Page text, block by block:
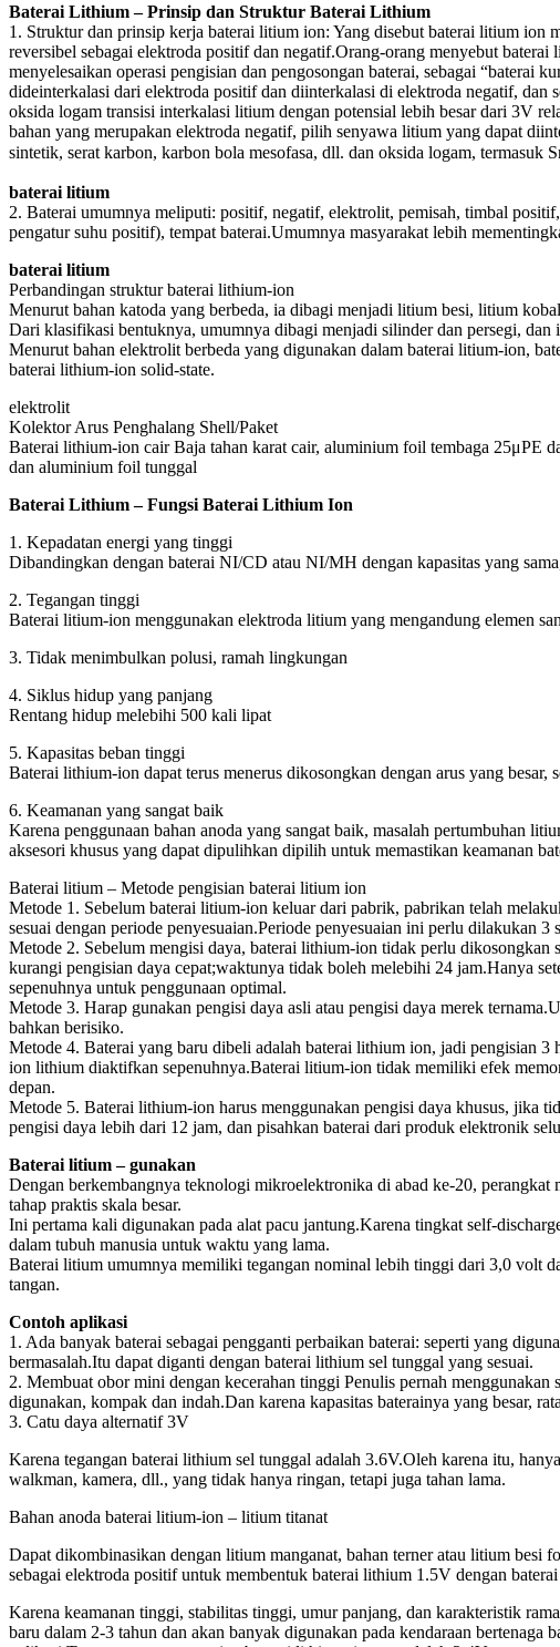
Baterai Lithium – Prinsip dan Struktur Baterai Lithium
1. Struktur dan prinsip kerja baterai litium ion: Yang disebut baterai litium ion
reversibel sebagai elektroda positif dan negatif.Orang-orang menyebut
menyelesaikan operasi pengisian dan pengosongan baterai, sebagai
dideinterkalasi dari elektroda positif dan diinterkalasi di elektroda negatif,
oksida logam transisi interkalasi litium dengan potensial lebih besar dari 3V
bahan yang merupakan elektroda negatif, pilih senyawa litium yang dapat
sintetik, serat karbon, karbon bola mesofasa, dll. dan oksida logam,
baterai litium
2. Baterai umumnya meliputi: positif, negatif, elektrolit, pemisah, timbal
pengatur suhu positif), tempat baterai.Umumnya masyarakat lebih
baterai litium
Perbandingan struktur baterai lithium-ion
Menurut bahan katoda yang berbeda, ia dibagi menjadi litium besi, litium
Dari klasifikasi bentuknya, umumnya dibagi menjadi silinder dan persegi,
Menurut bahan elektrolit berbeda yang digunakan dalam baterai litium-ion,
baterai lithium-ion solid-state.
elektrolit
Kolektor Arus Penghalang Shell/Paket
Baterai lithium-ion cair Baja tahan karat cair, aluminium foil tembaga 25μPE
dan aluminium foil tunggal
Baterai Lithium – Fungsi Baterai Lithium Ion
1. Kepadatan energi yang tinggi
Dibandingkan dengan baterai NI/CD atau NI/MH dengan kapasitas yang
2. Tegangan tinggi
Baterai litium-ion menggunakan elektroda litium yang mengandung elemen
3. Tidak menimbulkan polusi, ramah lingkungan
4. Siklus hidup yang panjang
Rentang hidup melebihi 500 kali lipat
5. Kapasitas beban tinggi
Baterai lithium-ion dapat terus menerus dikosongkan dengan arus yang
6. Keamanan yang sangat baik
Karena penggunaan bahan anoda yang sangat baik, masalah pertumbuhan
aksesori khusus yang dapat dipulihkan dipilih untuk memastikan keamanan
Baterai litium – Metode pengisian baterai litium ion
Metode 1. Sebelum baterai litium-ion keluar dari pabrik, pabrikan telah
sesuai dengan periode penyesuaian.Periode penyesuaian ini perlu dilakukan
Metode 2. Sebelum mengisi daya, baterai lithium-ion tidak perlu dikosongkan
kurangi pengisian daya cepat;waktunya tidak boleh melebihi 24 jam.Hanya
sepenuhnya untuk penggunaan optimal.
Metode 3. Harap gunakan pengisi daya asli atau pengisi daya merek
bahkan berisiko.
Metode 4. Baterai yang baru dibeli adalah baterai lithium ion, jadi pengisian
ion lithium diaktifkan sepenuhnya.Baterai litium-ion tidak memiliki efek
depan.
Metode 5. Baterai lithium-ion harus menggunakan pengisi daya khusus, jika
pengisi daya lebih dari 12 jam, dan pisahkan baterai dari produk elektronik
Baterai litium – gunakan
Dengan berkembangnya teknologi mikroelektronika di abad ke-20,
tahap praktis skala besar.
Ini pertama kali digunakan pada alat pacu jantung.Karena tingkat self-
dalam tubuh manusia untuk waktu yang lama.
Baterai litium umumnya memiliki tegangan nominal lebih tinggi dari 3,0 volt
tangan.
Contoh aplikasi
1. Ada banyak baterai sebagai pengganti perbaikan baterai: seperti yang
bermasalah.Itu dapat diganti dengan baterai lithium sel tunggal yang sesuai.
2. Membuat obor mini dengan kecerahan tinggi Penulis pernah
digunakan, kompak dan indah.Dan karena kapasitas baterainya yang besar,
3. Catu daya alternatif 3V
Karena tegangan baterai lithium sel tunggal adalah 3.6V.Oleh karena itu,
walkman, kamera, dll., yang tidak hanya ringan, tetapi juga tahan lama.
Bahan anoda baterai litium-ion – litium titanat
Dapat dikombinasikan dengan litium manganat, bahan terner atau litium
sebagai elektroda positif untuk membentuk baterai lithium 1.5V dengan
Karena keamanan tinggi, stabilitas tinggi, umur panjang, dan karakteristik
baru dalam 2-3 tahun dan akan banyak digunakan pada kendaraan